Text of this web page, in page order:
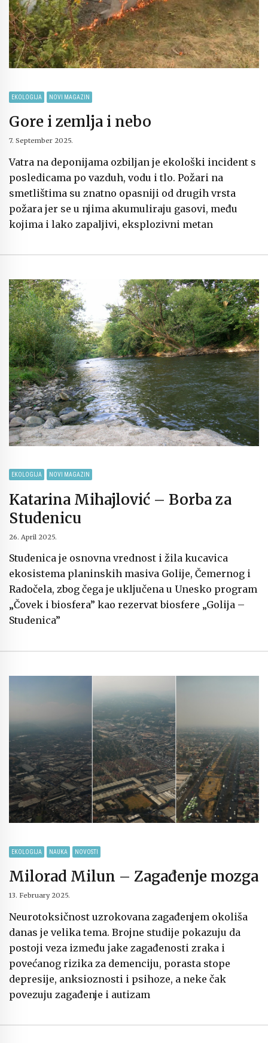
EKOLOGIJA NOVI MAGAZIN
Gore i zemlja i nebo
7. September 2025.
Vatra na deponijama ozbiljan je ekološki incident s
posledicama po vazduh, vodu i tlo. Požari na
smetlištima su znatno opasniji od drugih vrsta
požara jer se u njima akumuliraju gasovi, među
kojima i lako zapaljivi, eksplozivni metan
EKOLOGIJA NOVI MAGAZIN
Katarina Mihajlović – Borba za
Studenicu
26. April 2025.
Studenica je osnovna vrednost i žila kucavica
ekosistema planinskih masiva Golije, Čemernog i
Radočela, zbog čega je uključena u Unesko program
„Čovek i biosfera” kao rezervat biosfere „Golija –
Studenica”
EKOLOGIJA NAUKA NOVOSTI
Milorad Milun – Zagađenje mozga
13. February 2025.
Neurotoksičnost uzrokovana zagađenjem okoliša
danas je velika tema. Brojne studije pokazuju da
postoji veza između jake zagađenosti zraka i
povećanog rizika za demenciju, porasta stope
depresije, anksioznosti i psihoze, a neke čak
povezuju zagađenje i autizam